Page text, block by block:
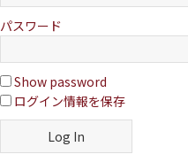
パスワード
Show password
ログイン情報を保存